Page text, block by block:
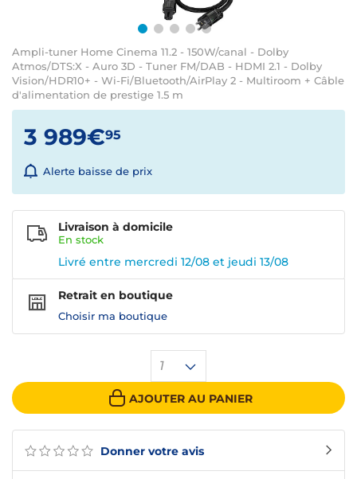
Ampli-tuner Home Cinema 11.2 - 150W/canal - Dolby
Atmos/DTS:X - Auro 3D - Tuner FM/DAB - HDMI 2.1 - Dolby
Vision/HDR10+ - Wi-Fi/Bluetooth/AirPlay 2 - Multiroom + Câble
d'alimentation de prestige 1.5 m
Donner votre avis
3 989€95
Alerte baisse de prix
1
AJOUTER AU PANIER
Livraison à domicile
En stock
Livré entre mercredi 12/08 et jeudi 13/08
Retrait en boutique
Choisir ma boutique